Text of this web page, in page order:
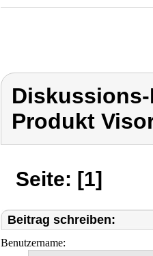
Produkt
Seite: [1]
Beitrag schreiben:
Benutzername: